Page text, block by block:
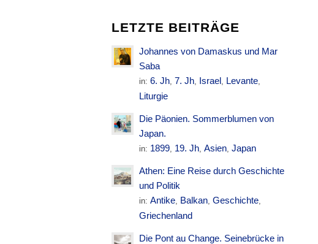
LETZTE BEITRÄGE
Johannes von Damaskus und Mar
Saba
in:6. Jh, 7. Jh, Israel, Levante,
Liturgie
Die Päonien. Sommerblumen von
Japan.
in: 1899, 19. Jh,Asien,Japan
Athen: Eine Reise durch Geschichte
und Politik
in:Antike, Balkan,Geschichte,
Griechenland
Die Pont au Change. Seinebrücke in